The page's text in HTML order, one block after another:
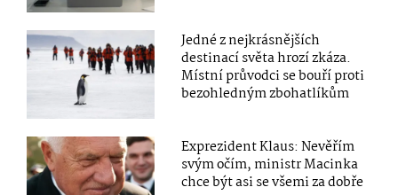
Jedné z nejkrásnějších
destinací světa hrozí zkáza.
Místní průvodci se bouří proti
bezohledným zbohatlíkům
Exprezident Klaus: Nevěřím
svým očím, ministr Macinka
chce být asi se všemi za dobře